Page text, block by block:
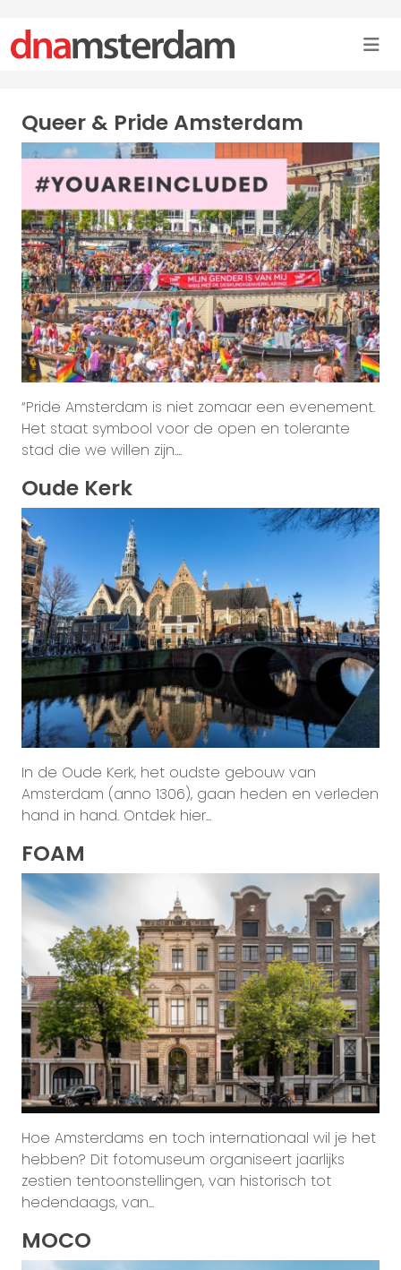
Queer & Pride Amsterdam
“Pride Amsterdam is niet zomaar een evenement.
Het staat symbool voor de open en tolerante
stad die we willen zijn....
Oude Kerk
In de Oude Kerk, het oudste gebouw van
Amsterdam (anno 1306), gaan heden en verleden
hand in hand. Ontdek hier...
FOAM
Hoe Amsterdams en toch internationaal wil je het
hebben? Dit fotomuseum organiseert jaarlijks
zestien tentoonstellingen, van historisch tot
hedendaags, van...
MOCO